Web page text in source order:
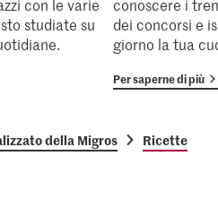
con le varie
studiate su
conoscere i
dei concorsi e
giorno la tua
Per saperne di più
della Migros Ricette